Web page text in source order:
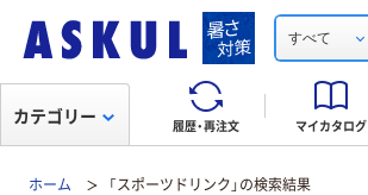
すべて
履歴・再注文 マイカタログ
カテゴリー
ホーム 「スポーツドリンク」の検索結果